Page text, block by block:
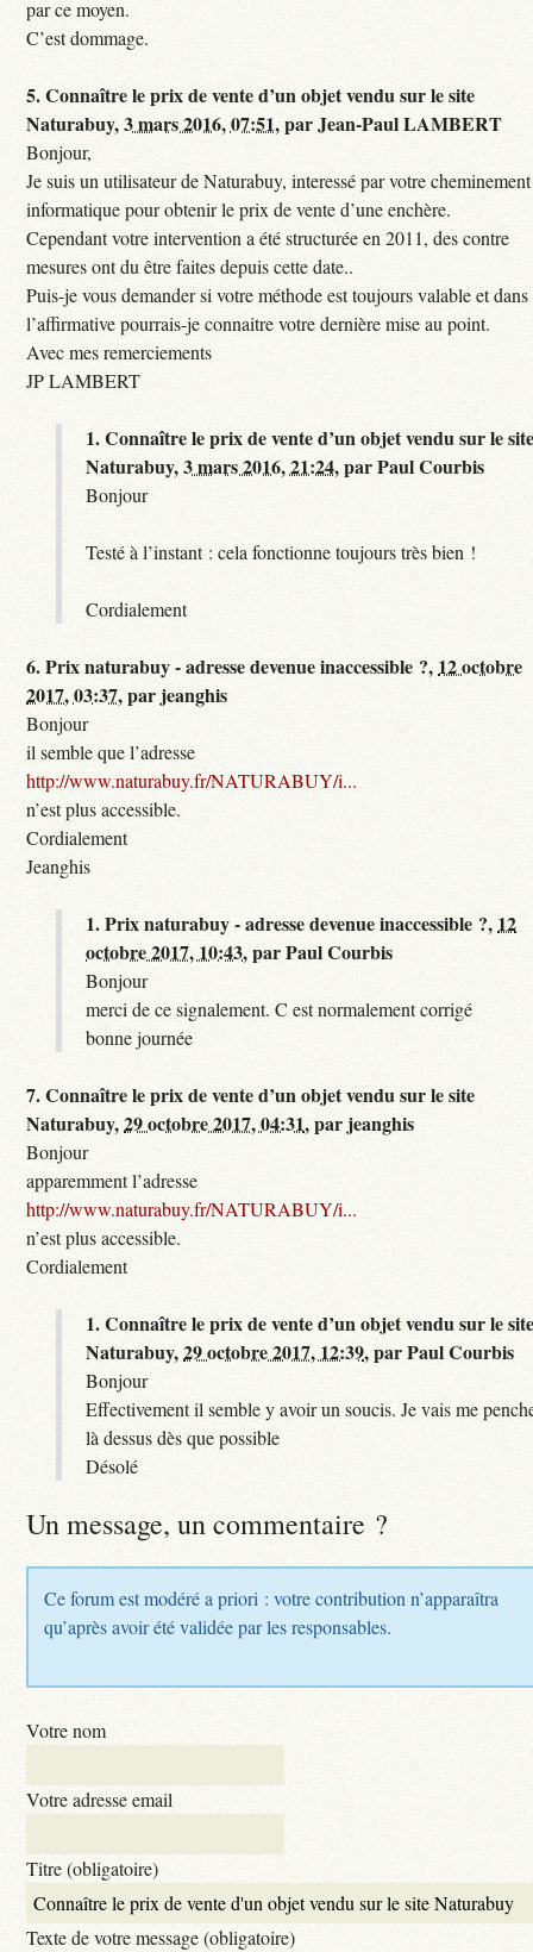
par ce moyen.
C’est dommage.
5.Connaître le prix de vente d’un objet vendu sur le site
Naturabuy,3 mars 2016, 07:51,parJean-Paul LAMBERT
Bonjour,
Je suis un utilisateur de Naturabuy, interessé par votre cheminement
informatique pour obtenir le prix de vente d’une enchère.
Cependant votre intervention a été structurée en 2011, des contre
mesures ont du être faites depuis cette date..
Puis-je vous demander si votre méthode est toujours valable et dans
l’affirmative pourrais-je connaitre votre dernière mise au point.
Avec mes remerciements
JP LAMBERT
1.Connaître le prix de vente d’un objet vendu sur le
Naturabuy,3 mars 2016, 21:24,parPaul Courbis
Bonjour
Testé à l’instant : cela fonctionne toujours très bien !
Cordialement
6.Prix naturabuy - adresse devenue inaccessible ?, 12 octobre
2017, 03:37,par jeanghis
Bonjour
il semble que l’adresse
http://www.naturabuy.fr/NATURABUY/i...
n’est plus accessible.
Cordialement
Jeanghis
1.Prix naturabuy - adresse devenue inaccessible ?, 12
octobre 2017, 10:43,parPaul Courbis
Bonjour
merci de ce signalement. C est normalement corrigé
bonne journée
7.Connaître le prix de vente d’un objet vendu sur le site
Naturabuy,29 octobre 2017, 04:31,par jeanghis
Bonjour
apparemment l’adresse
http://www.naturabuy.fr/NATURABUY/i...
n’est plus accessible.
Cordialement
1.Connaître le prix de vente d’un objet vendu sur le
Naturabuy,29 octobre 2017, 12:39,parPaul Courbis
Bonjour
Effectivement il semble y avoir un soucis. Je vais me
là dessus dès que possible
Désolé
Un message, un commentaire ?
Ce forum est modéré a priori : votre contribution n’apparaîtra
qu’après avoir été validée par les responsables.
Votre nom
Votre adresse email
Titre (obligatoire)
Texte de votre message (obligatoire)